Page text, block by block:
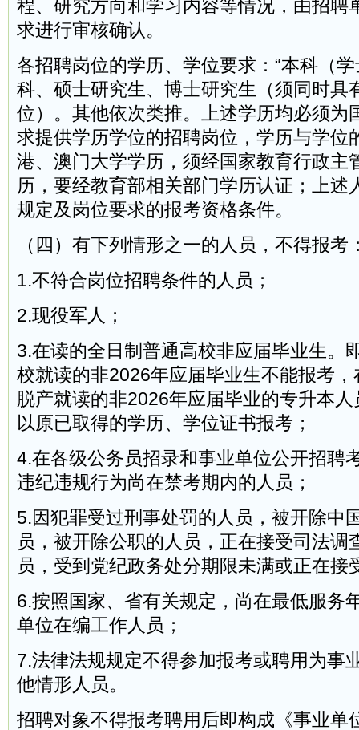
程、研究方向和学习内容等情况，由招聘
求进行审核确认。
各招聘岗位的学历、学位要求：“本科（
科、硕士研究生、博士研究生（须同时具
位）。其他依次类推。上述学历均必须为
求提供学历学位的招聘岗位，学历与学位
港、澳门大学学历，须经国家教育行政主
历，要经教育部相关部门学历认证；上述
规定及岗位要求的报考资格条件。
（四）有下列情形之一的人员，不得报考
1.不符合岗位招聘条件的人员；
2.现役军人；
3.在读的全日制普通高校非应届毕业生。
校就读的非2026年应届毕业生不能报考
脱产就读的非2026年应届毕业的专升本
以原已取得的学历、学位证书报考；
4.在各级公务员招录和事业单位公开招聘
违纪违规行为尚在禁考期内的人员；
5.因犯罪受过刑事处罚的人员，被开除中
员，被开除公职的人员，正在接受司法调
员，受到党纪政务处分期限未满或正在接
6.按照国家、省有关规定，尚在最低服务
单位在编工作人员；
7.法律法规规定不得参加报考或聘用为事
他情形人员。
招聘对象不得报考聘用后即构成《事业单